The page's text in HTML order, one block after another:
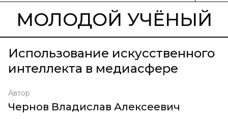
МОЛОДОЙ УЧЁНЫЙ
Использование искусственного
интеллекта в медиасфере
Автор
Чернов Владислав Алексеевич